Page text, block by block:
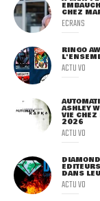
CHEZ
ECRANS
RINGO
ACTU VO
ASHLEY
VIE CHEZ
2026
ACTU VO
DANS
ACTU VO